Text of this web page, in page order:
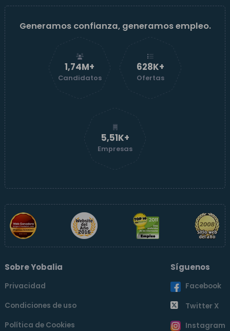
Generamos confianza, generamos empleo.
1,74M+
Candidatos
629K+
Ofertas
5,52K+
Empresas
Sobre Yobalia
Privacidad
Condiciones de uso
Política de Cookies
Síguenos
Facebook
Twitter X
Instagram